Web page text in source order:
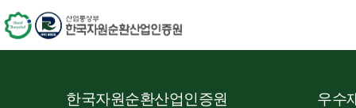
한국자원순환산업인증원 우수